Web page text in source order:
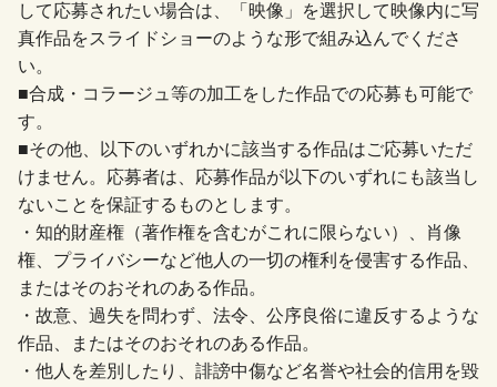
して応募されたい場合は、「映像」を選択して映像内に写
真作品をスライドショーのような形で組み込んでくださ
い。
■合成・コラージュ等の加工をした作品での応募も可能で
す。
■その他、以下のいずれかに該当する作品はご応募いただ
けません。応募者は、応募作品が以下のいずれにも該当し
ないことを保証するものとします。
・知的財産権（著作権を含むがこれに限らない）、肖像
権、プライバシーなど他人の一切の権利を侵害する作品、
またはそのおそれのある作品。
・故意、過失を問わず、法令、公序良俗に違反するような
作品、またはそのおそれのある作品。
・他人を差別したり、誹謗中傷など名誉や社会的信用を毀